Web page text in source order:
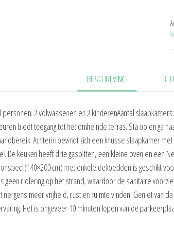
BESCHRIJVING
personen: 2 volwassenen en 2 kinderenAantal
biedt toegang tot het omheinde terras. Sta op en ga
Achterin bevindt zich een knusse slaapkamer
De keuken heeft drie gaspitten, een kleine oven en een
(140×200 cm) met enkele dekbedden is geschikt
geen riolering op het strand, waardoor de sanitaire
nergens meer vrijheid, rust en ruimte vinden. Geniet van
Het is ongeveer 10 minuten lopen van de